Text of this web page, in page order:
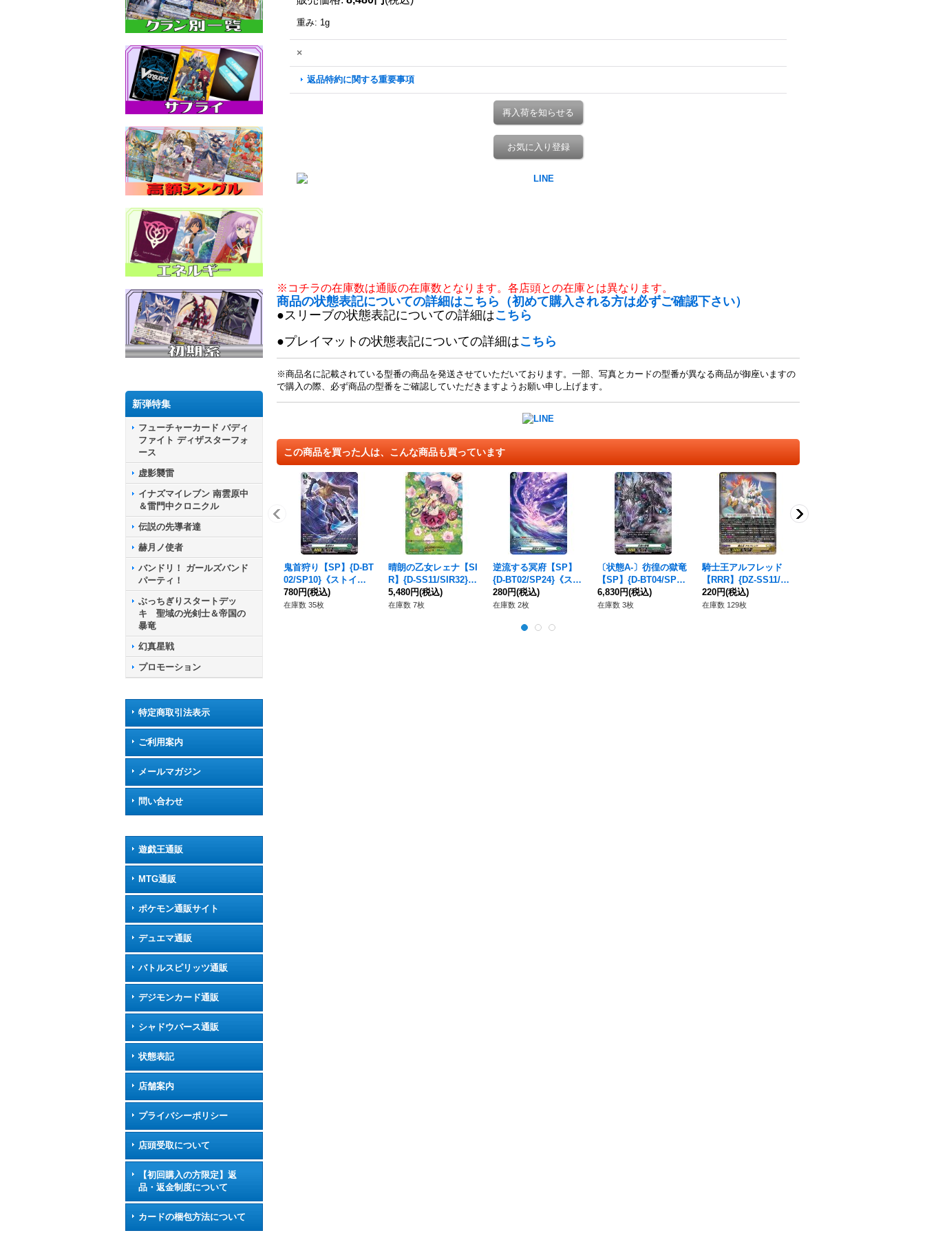
新弾特集
フューチャーカード バディ
ファイト ディザスターフォ
ース
虚影襲雷
イナズマイレブン 南雲原中
＆雷門中クロニクル
伝説の先導者達
赫月ノ使者
バンドリ！ ガールズバンド
パーティ！
ぶっちぎりスタートデッ
キ 聖域の光剣士＆帝国の
暴竜
幻真星戦
プロモーション
特定商取引法表示
ご利用案内
メールマガジン
問い合わせ
遊戯王通販
MTG通販
ポケモン通販サイト
デュエマ通販
バトルスピリッツ通販
デジモンカード通販
シャドウバース通販
状態表記
店舗案内
プライバシーポリシー
店頭受取について
【初回購入の方限定】返
品・返金制度について
カードの梱包方法について
重み: 1g
×
返品特約に関する重要事項
再入荷を知らせる
お気に入り登録
※コチラの在庫数は通販の在庫数となります。各店頭との在庫とは異なります。
商品の状態表記についての詳細はこちら（初めて購入される方は必ずご確認下さい）
●スリーブの状態表記についての詳細はこちら
●プレイマットの状態表記についての詳細はこちら
※商品名に記載されている型番の商品を発送させていただいております。一部、写真とカードの型番が異なる商品が御座いますの
で購入の際、必ず商品の型番をご確認していただきますようお願い申し上げます。
この商品を買った人は、こんな商品も買っています
鬼首狩り【SP】{D-BT
02/SP10}《ストイケ
イア》
780円(税込)
在庫数 35枚
晴朗の乙女レェナ【SI
R】{D-SS11/SIR32}
《ストイケイア》
5,480円(税込)
在庫数 7枚
逆流する冥府【SP】
{D-BT02/SP24}《スト
イケイア》
280円(税込)
在庫数 2枚
〔状態A-〕彷徨の獄竜
【SP】{D-BT04/SP1
5}《ストイケイア》
6,830円(税込)
在庫数 3枚
騎士王アルフレッド
【RRR】{DZ-SS11/01
2}《ケテルサンクチュ
アリ》
220円(税込)
在庫数 129枚